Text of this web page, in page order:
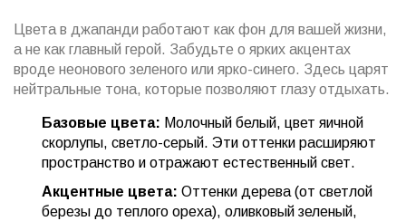
Цвета в джапанди работают как фон для вашей жизни,
а не как главный герой. Забудьте о ярких акцентах
вроде неонового зеленого или ярко-синего. Здесь царят
нейтральные тона, которые позволяют глазу отдыхать.
Базовые цвета: Молочный белый, цвет яичной
скорлупы, светло-серый. Эти оттенки расширяют
пространство и отражают естественный свет.
Акцентные цвета: Оттенки дерева (от светлой
березы до теплого ореха), оливковый зеленый,